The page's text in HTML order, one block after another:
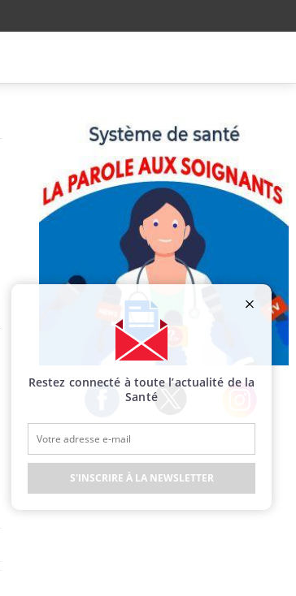
Facebook Twitter Instagram
Restez connecté à toute l’actualité de la
Santé
S'INSCRIRE À LA NEWSLETTER